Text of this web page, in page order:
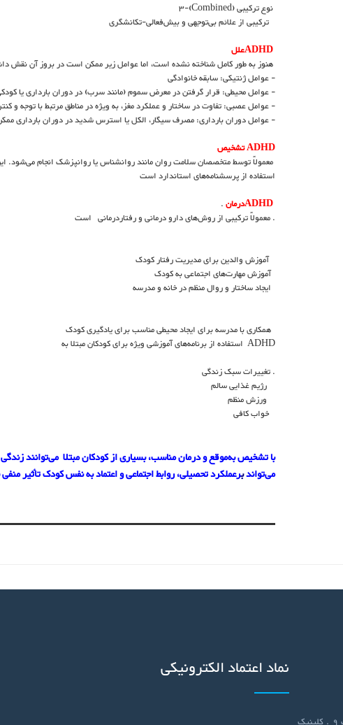
نوع ترکیبی (Combined)-3
ترکیبی از علائم بی‌توجهی و بیش‌فعالی-تکانشگری
هنوز به طور کامل شناخته نشده است، اما عوامل زیر ممکن است در بروز آن نقش
- عوامل ژنتیکی: سابقه خانوادگی
- عوامل محیطی: قرار گرفتن در معرض سموم (مانند سرب) در دوران بارداری یا
- عوامل عصبی: تفاوت در ساختار و عملکرد مغز، به ویژه در مناطق مرتبط با توجه و
- عوامل دوران بارداری: مصرف سیگار، الکل یا استرس شدید در دوران بارداری
ADHD تشخیص
معمولاً توسط متخصصان سلامت روان مانند روانشناس یا روانپزشک انجام می‌شود.
استفاده از پرسشنامه‌های استاندارد است
.
. معمولاً ترکیبی از روش‌های دارو درمانی و رفتاردرمانی است
آموزش والدین برای مدیریت رفتار کودک
آموزش مهارت‌های اجتماعی به کودک
ایجاد ساختار و روال منظم در خانه و مدرسه
همکاری با مدرسه برای ایجاد محیطی مناسب برای یادگیری کودک
ADHD استفاده از برنامه‌های آموزشی ویژه برای کودکان مبتلا به
. تغییرات سبک زندگی
رژیم غذایی سالم
ورزش منظم
خواب کافی
می‌تواند
برعملکرد تحصیلی، روابط اجتماعی و اعتماد به نفس کودک تأثیر
نماد اعتماد الکترونیکی